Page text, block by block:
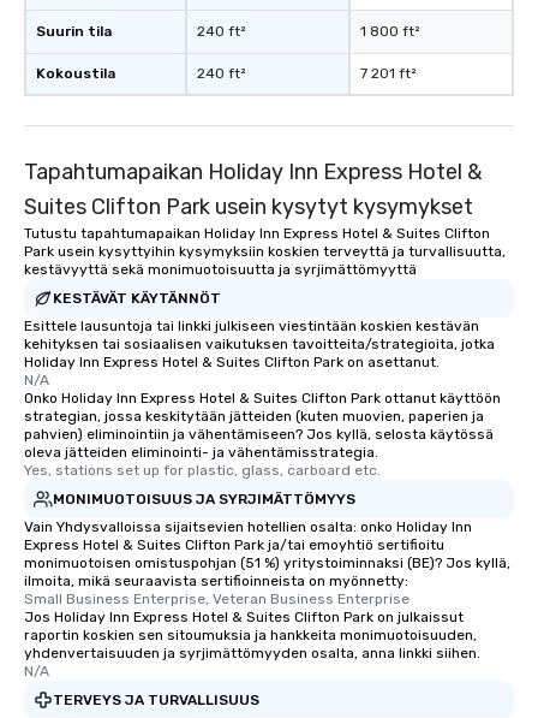
Suurin tila
Kokoustila
240 ft²
240 ft²
1 800 ft²
7 201 ft²
Tapahtumapaikan Holiday Inn Express Hotel &
Suites Clifton Park usein kysytyt kysymykset
Tutustu tapahtumapaikan Holiday Inn Express Hotel & Suites Clifton
Park usein kysyttyihin kysymyksiin koskien terveyttä ja turvallisuutta,
kestävyyttä sekä monimuotoisuutta ja syrjimättömyyttä
KESTÄVÄT KÄYTÄNNÖT
Esittele lausuntoja tai linkki julkiseen viestintään koskien kestävän
kehityksen tai sosiaalisen vaikutuksen tavoitteita/strategioita, jotka
Holiday Inn Express Hotel & Suites Clifton Park on asettanut.
N/A
Onko Holiday Inn Express Hotel & Suites Clifton Park ottanut käyttöön
strategian, jossa keskitytään jätteiden (kuten muovien, paperien ja
pahvien) eliminointiin ja vähentämiseen? Jos kyllä, selosta käytössä
oleva jätteiden eliminointi- ja vähentämisstrategia.
Yes, stations set up for plastic, glass, carboard etc.
MONIMUOTOISUUS JA SYRJIMÄTTÖMYYS
Vain Yhdysvalloissa sijaitsevien hotellien osalta: onko Holiday Inn
Express Hotel & Suites Clifton Park ja/tai emoyhtiö sertifioitu
monimuotoisen omistuspohjan (51 %) yritystoiminnaksi (BE)? Jos kyllä,
ilmoita, mikä seuraavista sertifioinneista on myönnetty:
Small Business Enterprise, Veteran Business Enterprise
Jos Holiday Inn Express Hotel & Suites Clifton Park on julkaissut
raportin koskien sen sitoumuksia ja hankkeita monimuotoisuuden,
yhdenvertaisuuden ja syrjimättömyyden osalta, anna linkki siihen.
N/A
TERVEYS JA TURVALLISUUS